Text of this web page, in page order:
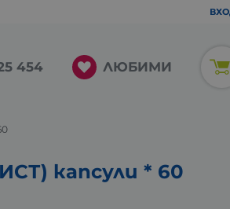
454 ЛЮБИМИ
капсули * 60